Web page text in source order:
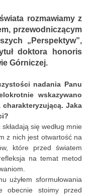
rozmawiamy z
przewodniczącym
„Perspektyw”,
doktora honoris
Górniczej.
nadania Panu
wskazywano
Jaka
się według mnie
z nich jest otwartość na
które przed światem
na temat metod
użyłem sformułowania
obecnie stoimy przed